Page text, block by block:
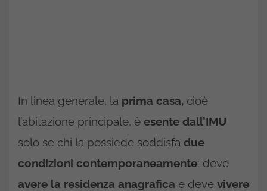
In linea generale, la prima casa, cioè
l’abitazione principale, è esente dall’IMU
solo se chi la possiede soddisfa due
condizioni contemporaneamente: deve
avere la residenza anagrafica e deve vivere